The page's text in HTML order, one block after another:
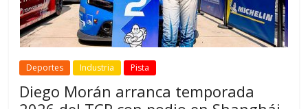
Deportes Industria Pista
Diego Morán arranca temporada